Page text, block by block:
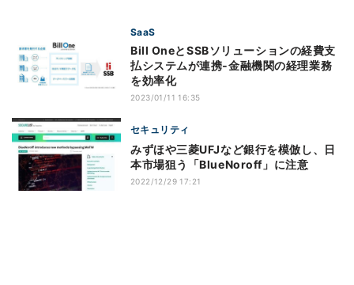
SaaS
Bill OneとSSBソリューションの経費支
払システムが連携‐金融機関の経理業務
を効率化
2023/01/11 16:35
セキュリティ
みずほや三菱UFJなど銀行を模倣し、日
本市場狙う「BlueNoroff」に注意
2022/12/29 17:21